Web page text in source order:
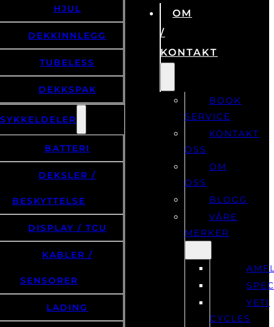
HJUL
DEKKINNLEGG
TUBELESS
DEKKSPAK
BATTERI
DEKSLER /
BESKYTTELSE
DISPLAY / TCU
KABLER /
SENSORER
LADING
OM
/
KONTAKT
BOOK
SERVICE
KONTAKT
OSS
OM
OSS
BLOGG
VÅRE
MERKER
YETI
CYCLES